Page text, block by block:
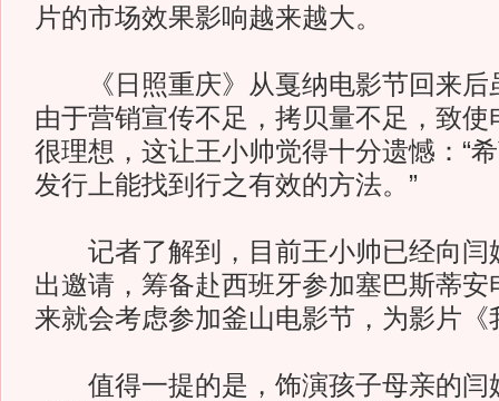
片的市场效果影响越来越大。
《日照重庆》从戛纳电影节回来后
由于营销宣传不足，拷贝量不足，致
很理想，这让王小帅觉得十分遗憾：“
发行上能找到行之有效的方法。”
记者了解到，目前王小帅已经向闫
出邀请，筹备赴西班牙参加塞巴斯蒂安
来就会考虑参加釜山电影节，为影片《
值得一提的是，饰演孩子母亲的闫